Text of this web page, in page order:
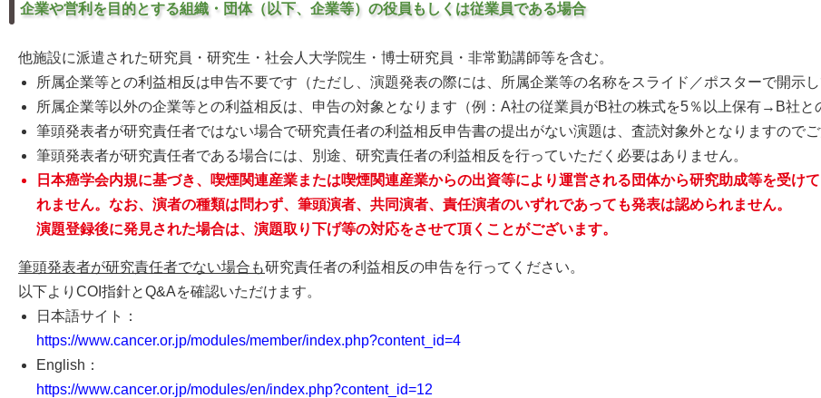
企業や営利を目的とする組織・団体（以下、企業等）の役員もしくは従業員である場合
他施設に派遣された研究員・研究生・社会人大学院生・博士研究員・非常勤講師等を含む。
所属企業等との利益相反は申告不要です（ただし、演題発表の際には、所属企業等の名称をスライド／ポスターで開示し
所属企業等以外の企業等との利益相反は、申告の対象となります（例：A社の従業員がB社の株式を5％以上保有→B社と
筆頭発表者が研究責任者ではない場合で研究責任者の利益相反申告書の提出がない演題は、査読対象外となりますのでご
筆頭発表者が研究責任者である場合には、別途、研究責任者の利益相反を行っていただく必要はありません。
日本癌学会内規に基づき、喫煙関連産業または喫煙関連産業からの出資等により運営される団体から研究助成等を受け
れません。なお、演者の種類は問わず、筆頭演者、共同演者、責任演者のいずれであっても発表は認められません。
演題登録後に発見された場合は、演題取り下げ等の対応をさせて頂くことがございます。
筆頭発表者が研究責任者でない場合も研究責任者の利益相反の申告を行ってください。
以下よりCOI指針とQ&Aを確認いただけます。
日本語サイト：
https://www.cancer.or.jp/modules/member/index.php?content_id=4
English：
https://www.cancer.or.jp/modules/en/index.php?content_id=12